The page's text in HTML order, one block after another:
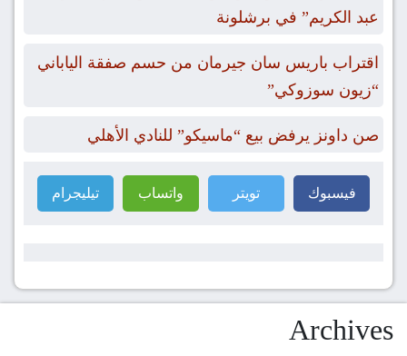
عبد الكريم” في برشلونة
اقتراب باريس سان جيرمان من حسم صفقة الياباني
“زيون سوزوكي”
صن داونز يرفض بيع “ماسيكو” للنادي الأهلي
فيسبوك تويتر واتساب تيليجرام
Archives